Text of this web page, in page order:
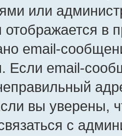
или
в
email-
Если email-
вы уверены,
с